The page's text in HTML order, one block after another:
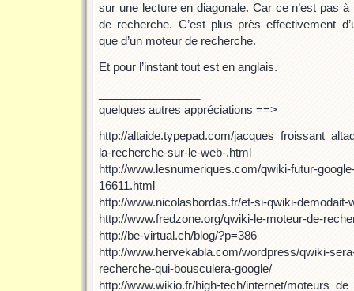
sur une lecture en diagonale. Car ce n’est pas
de recherche. C’est plus près effectivement
que d’un moteur de recherche.
Et pour l’instant tout est en anglais.
quelques autres appréciations ==>
http://altaide.typepad.com/
la-recherche-sur-le-web-.html
http://www.lesnumeriques.com/qwiki-futur-
16611.html
http://www.nicolasbordas.fr/et-si-qwiki-demodait-
http://www.fredzone.org/qwiki-le-moteur-de-
http://be-virtual.ch/blog/?p=386
http://www.hervekabla.com/wordpress/qwiki-
recherche-qui-bousculera-google/
http://www.wikio.fr/high-tech/internet/